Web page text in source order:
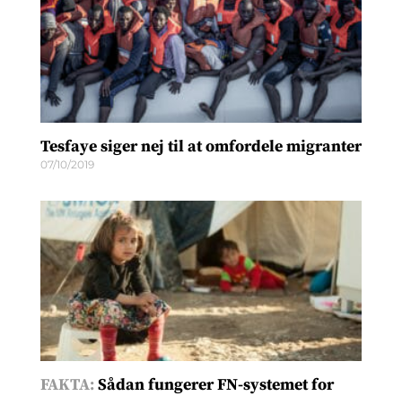
Tesfaye siger nej til at omfordele migranter
07/10/2019
FAKTA:Sådan fungerer FN-systemet for